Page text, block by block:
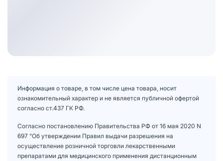
Информация о товаре, в том числе цена товара, носит
ознакомительный характер и не является публичной офертой
согласно ст.437 ГК РФ.
Согласно постановлению Правительства РФ от 16 мая 2020 N
697 "Об утверждении Правил выдачи разрешения на
осуществление розничной торговли лекарственными
препаратами для медицинского применения дистанционным